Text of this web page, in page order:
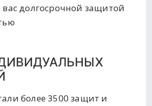
вас долгосрочной защитой
более 3500 защит и